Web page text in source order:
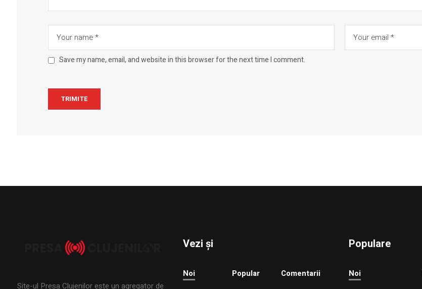
Save my name, email, and website in this browser for the next time I comment.
Site-ul Presa Clujenilor este un agregator de
Vezi și
Noi Popular Comentarii
Populare
Noi